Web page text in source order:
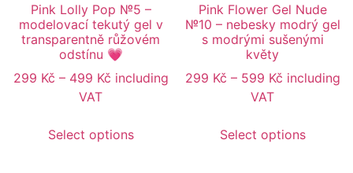
Pink Lolly Pop №5 –
modelovací tekutý gel v
transparentně růžovém
odstínu 💗
299 Kč – 499 Kč including
VAT
Select options
Pink Flower Gel Nude
№10 – nebesky modrý gel
s modrými sušenými
květy
299 Kč – 599 Kč including
VAT
Select options